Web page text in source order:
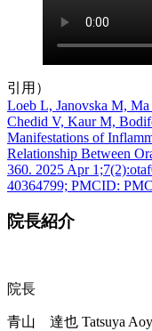
引用）
Loeb L, Janovska M,
Chedid V, Kaur M,
Manifestations of
Relationship Between
360. 2025 Apr
40364799; PMCID:
院長紹介
院長
青山 達也 Tatsuya